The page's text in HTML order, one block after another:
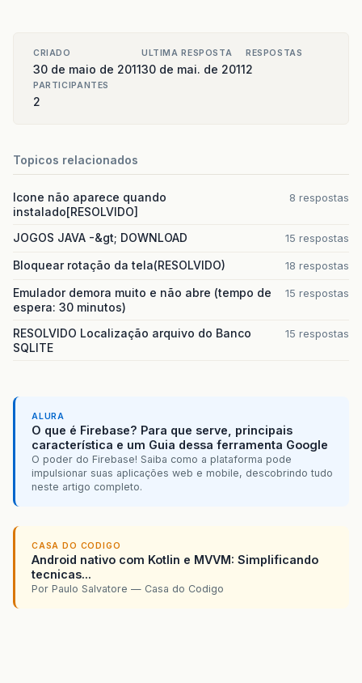
CRIADO
30 de maio de 2011
ULTIMA RESPOSTA
30 de mai. de 2011
RESPOSTAS
2
PARTICIPANTES
2
Topicos relacionados
Icone não aparece quando
instalado[RESOLVIDO]
8 respostas
JOGOS JAVA -&gt; DOWNLOAD 15 respostas
Bloquear rotação da tela(RESOLVIDO) 18 respostas
Emulador demora muito e não abre (tempo de
espera: 30 minutos)
15 respostas
RESOLVIDO Localização arquivo do Banco
SQLITE
15 respostas
ALURA
O que é Firebase? Para que serve, principais
característica e um Guia dessa ferramenta Google
O poder do Firebase! Saiba como a plataforma pode
impulsionar suas aplicações web e mobile, descobrindo tudo
neste artigo completo.
CASA DO CODIGO
Android nativo com Kotlin e MVVM: Simplificando
tecnicas...
Por Paulo Salvatore — Casa do Codigo